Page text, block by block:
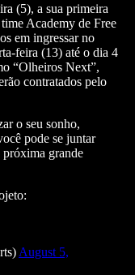
(5), a sua primeira
Academy de Free
em ingressar no
feira (13) até o dia 4
“Olheiros Next”,
contratados pelo
o seu sonho,
pode se juntar
próxima grande
August 5,